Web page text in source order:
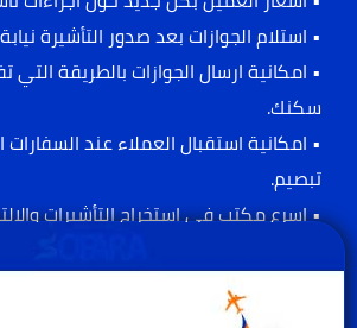
• استلام الجوازات بعد صدور التأشيرة نيابة
• امكانية ارسال الجوازات بالطريقة التي
سكنك.
• امكانية استقبال العملاء عند السفارات
تبصيم.
• اسرع مكتب في إستخراج التأشيرات
• مع سفراء إستخرج تأشيرتك بسهولة.